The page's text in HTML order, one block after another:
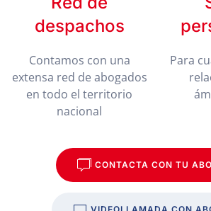
despachos
Contamos con una
extensa red de abogados
en todo el territorio
nacional
Para
CONTACTA CON TU